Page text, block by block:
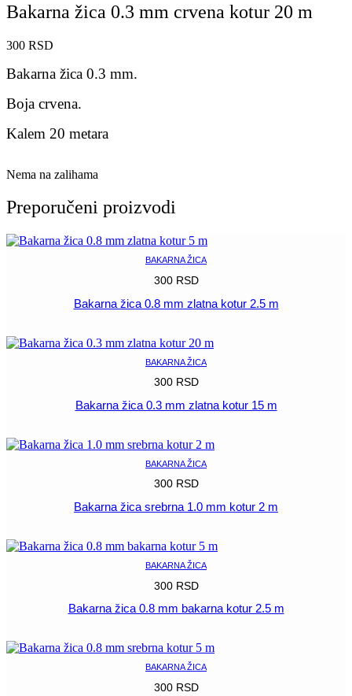
Bakarna žica 0.3 mm crvena kotur 20 m
300 RSD
Bakarna žica 0.3 mm.
Boja crvena.
Kalem 20 metara
Nema na zalihama
Preporučeni proizvodi
BAKARNA ŽICA
300 RSD
Bakarna žica 0.8 mm zlatna kotur 2.5 m
BAKARNA ŽICA
300 RSD
Bakarna žica 0.3 mm zlatna kotur 15 m
BAKARNA ŽICA
300 RSD
Bakarna žica srebrna 1.0 mm kotur 2 m
BAKARNA ŽICA
300 RSD
Bakarna žica 0.8 mm bakarna kotur 2.5 m
BAKARNA ŽICA
300 RSD